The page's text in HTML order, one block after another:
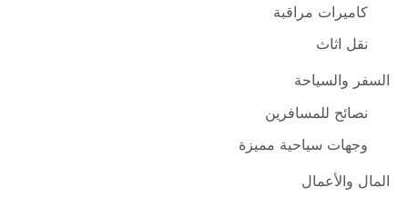
كاميرات مراقبة
نقل اثاث
السفر والسياحة
نصائح للمسافرين
وجهات سياحية مميزة
المال والأعمال